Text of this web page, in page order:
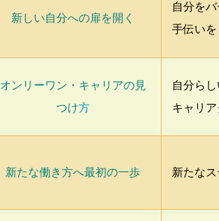
新しい自分への扉を開く
自分を
手伝い
オンリーワン・キャリアの見
つけ方
自分ら
キャリ
新たな働き方へ最初の一歩 新たな